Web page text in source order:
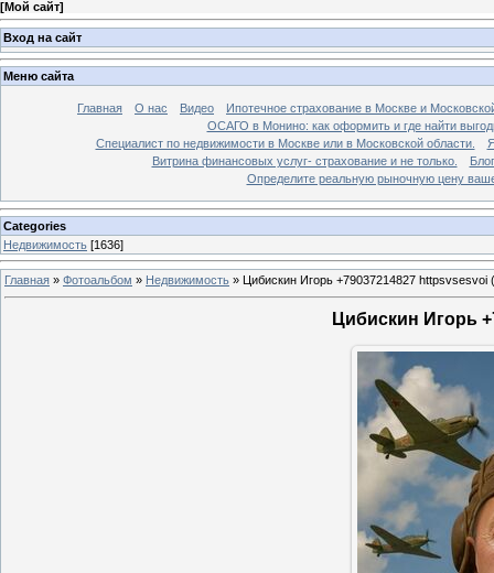
[Мой сайт]
Вход на сайт
Меню сайта
Главная О нас Видео
Ипотечное страхование в Москве и
ОСАГО в Монино: как оформить и где найти
Специалист по недвижимости в Москве или в Московской области.
Витрина финансовых услуг- страхование и не только.
Блог
Определите реальную рыночную цену
Categories
Недвижимость [1636]
Главная » Фотоальбом » Недвижимость » Цибискин Игорь +79037214827 httpsvsesvoi
Цибискин Игорь